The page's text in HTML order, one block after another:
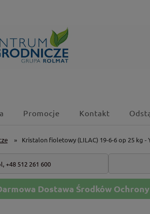
Promocje Kontakt
» Kristalon fioletowy (LILAC) 19-6-6 op 25 kg -
+48 512 261 600
Dostawa Środków Ochrony